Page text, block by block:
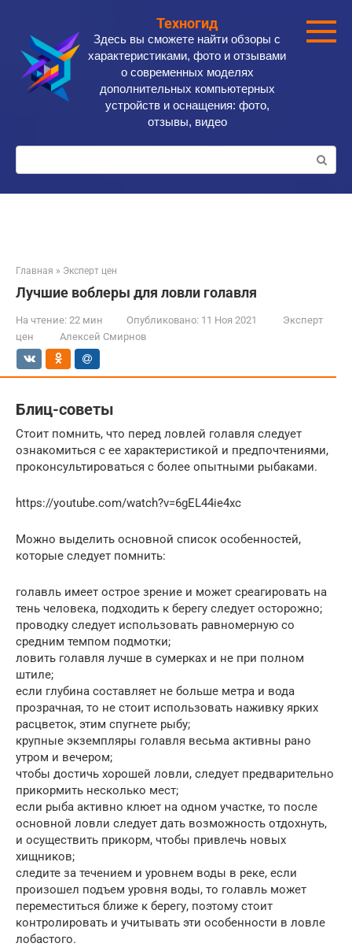
контенту
Техногид
Здесь вы сможете найти обзоры с
характеристиками, фото и отзывами
о современных моделях
дополнительных компьютерных
устройств и оснащения: фото,
отзывы, видео
Поиск:
Главная » Эксперт цен
Лучшие воблеры для ловли голавля
На чтение: 22 мин Опубликовано: 11 Ноя 2021
Эксперт
цен
Алексей Смирнов
Блиц-советы
Стоит помнить, что перед ловлей голавля следует
ознакомиться с ее характеристикой и предпочтениями,
проконсультироваться с более опытными рыбаками.
https://youtube.com/watch?v=6gEL44ie4xc
Можно выделить основной список особенностей,
которые следует помнить:
голавль имеет острое зрение и может среагировать на
тень человека, подходить к берегу следует осторожно;
проводку следует использовать равномерную со
средним темпом подмотки;
ловить голавля лучше в сумерках и не при полном
штиле;
если глубина составляет не больше метра и вода
прозрачная, то не стоит использовать наживку ярких
расцветок, этим спугнете рыбу;
крупные экземпляры голавля весьма активны рано
утром и вечером;
чтобы достичь хорошей ловли, следует предварительно
прикормить несколько мест;
если рыба активно клюет на одном участке, то после
основной ловли следует дать возможность отдохнуть,
и осуществить прикорм, чтобы привлечь новых
хищников;
следите за течением и уровнем воды в реке, если
произошел подъем уровня воды, то голавль может
переместиться ближе к берегу, поэтому стоит
контролировать и учитывать эти особенности в ловле
лобастого.